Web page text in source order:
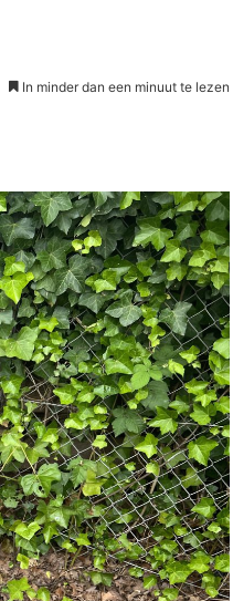
In minder dan een minuut te lezen